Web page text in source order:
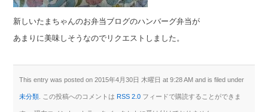
新しいたまちゃんのお弁当ブログのハンバーグ弁当が
あまりに美味しそうなのでリクエストしました。
This entry was posted on 2015年4月30日 木曜日 at 9:28 AM and is filed under
未分類 . この投稿へのコメントはRSS 2.0 フィードで購読することができま